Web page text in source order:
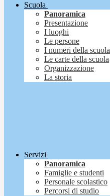
Scuola
Panoramica
Presentazione
I luoghi
Le persone
I numeri della scuola
Le carte della scuola
Organizzazione
La storia
Servizi
Panoramica
Famiglie e studenti
Personale scolastico
Percorsi di studio